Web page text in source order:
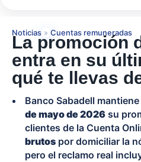
Noticias » Cuentas remuneradas
La promoción
entra en su
qué te llevas
Banco Sabadell
de mayo de 2026 su
clientes de la Cuenta
brutos por domiciliar la
pero el reclamo real